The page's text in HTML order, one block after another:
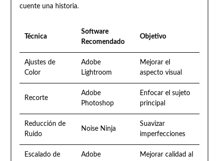
cuente una historia.
Técnica
Software
Recomendado
Objetivo
Ajustes de
Color
Adobe
Lightroom
Mejorar el
aspecto visual
Recorte
Adobe
Photoshop
Enfocar el sujeto
principal
Reducción de
Ruido
Noise Ninja
Suavizar
imperfecciones
Escalado de
Adobe
Mejorar calidad al